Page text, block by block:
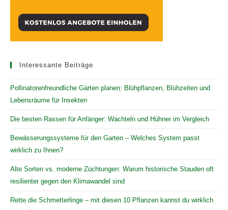
Interessante Beiträge
Pollinatorenfreundliche Gärten planen: Blühpflanzen, Blühzeiten und
Lebensräume für Insekten
Die besten Rassen für Anfänger: Wachteln und Hühner im Vergleich
Bewässerungssysteme für den Garten – Welches System passt
wirklich zu Ihnen?
Alte Sorten vs. moderne Züchtungen: Warum historische Stauden oft
resilienter gegen den Klimawandel sind
Rette die Schmetterlinge – mit diesen 10 Pflanzen kannst du wirklich